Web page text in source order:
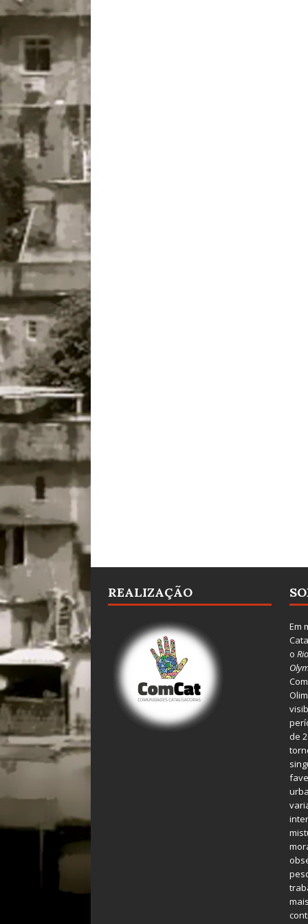
REALIZAÇÃO
Em
o
de